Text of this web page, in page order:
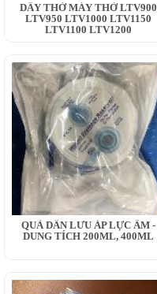
DÂY THỞ MÁY THỞ LTV900
LTV950 LTV1000 LTV1150
LTV1100 LTV1200
QUẢ DẪN LƯU ÁP LỰC ÂM -
DUNG TÍCH 200ML, 400ML